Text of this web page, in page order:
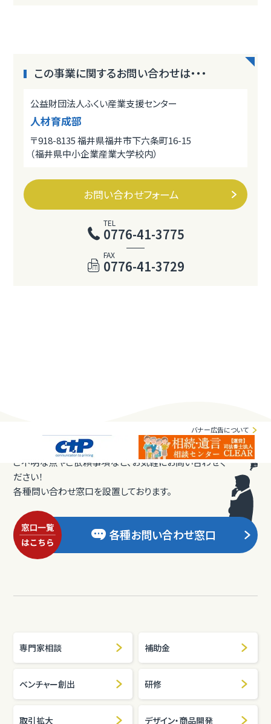
この事業に関するお問い合わせは・・・
公益財団法人ふくい産業支援センター
人材育成部
〒918-8135 福井県福井市下六条町16-15
（福井県中小企業産業大学校内）
お問い合わせフォーム
TEL
0776-41-3775
FAX
0776-41-3729
バナー広告について
ご不明な点やご依頼事項など、お気軽にお問い合わせく
ださい！
各種問い合わせ窓口を設置しております。
各種お問い合わせ窓口
専門家相談 補助金
ベンチャー創出 研修
取引拡大 デザイン・商品開発